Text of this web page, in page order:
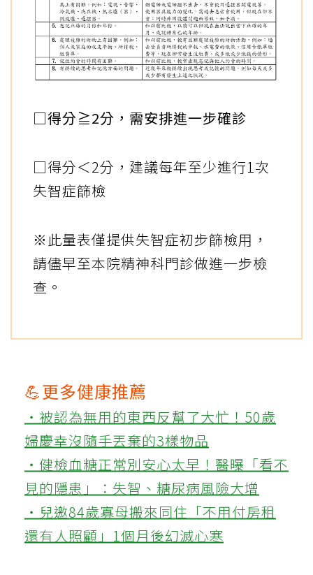
□得分≧2分，需安排進一步確診
□得分＜2分，建議每年至少進行1次
失智症篩檢
※此量表僅提供失智症初步篩檢用，
請儘早至本院精神科門診做進一步檢
查。
💪更多健康推薦
‧被認為無用的東西反幫了大忙！50歲
婦慶幸沒隨手丟棄的3樣物品
‧健檢血糖正常別安心太早！醫曝「看不
見的隱患」：失智、糖尿病風險大增
‧兒邀84歲寡母搬來同住「不用付房租
還有人照顧」1個月後幻滅心寒